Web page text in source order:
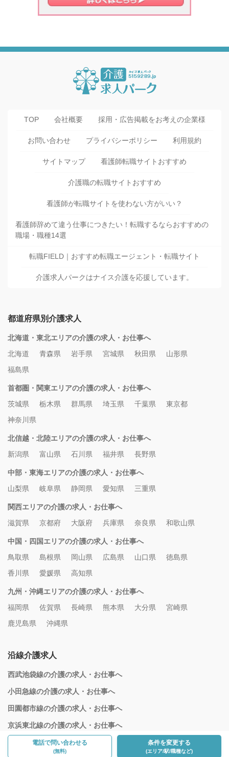
電話で問い合わせる
(無料)
条件を変更する
(エリア/駅/職種など)
TOP 会社概要 採用・広告掲載をお考えの企業様
お問い合わせ プライバシーポリシー 利用規約
サイトマップ 看護師転職サイトおすすめ
介護職の転職サイトおすすめ
看護師が転職サイトを使わない方がいい？
看護師辞めて違う仕事につきたい！転職するならおすすめの
職場・職種14選
転職FIELD｜おすすめ転職エージェント・転職サイト
介護求人パークはナイス介護を応援しています。
都道府県別介護求人
北海道・東北エリアの介護の求人・お仕事へ
北海道
青森県 岩手県 宮城県 秋田県
山形県
福島県
首都圏・関東エリアの介護の求人・お仕事へ
茨城県
栃木県 群馬県 埼玉県 千葉県
東京都
神奈川県
北信越・北陸エリアの介護の求人・お仕事へ
新潟県
富山県 石川県 福井県 長野県
中部・東海エリアの介護の求人・お仕事へ
山梨県
岐阜県 静岡県 愛知県 三重県
関西エリアの介護の求人・お仕事へ
滋賀県
京都府 大阪府 兵庫県 奈良県 和歌山県
中国・四国エリアの介護の求人・お仕事へ
鳥取県
島根県 岡山県 広島県 山口県
徳島県
香川県
愛媛県 高知県
九州・沖縄エリアの介護の求人・お仕事へ
福岡県
佐賀県 長崎県 熊本県 大分県
宮崎県
鹿児島県
沖縄県
沿線介護求人
西武池袋線の介護の求人・お仕事へ
小田急線の介護の求人・お仕事へ
田園都市線の介護の求人・お仕事へ
京浜東北線の介護の求人・お仕事へ
©5159289, Inc. All Rights Reserved.